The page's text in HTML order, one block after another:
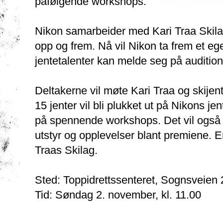
Nikon samarbeider med Kari Traa
opp og frem. Nå vil Nikon ta frem et
jentetalenter kan melde seg på
Deltakerne vil møte Kari Traa og
15 jenter vil bli plukket ut på Nikons
på spennende workshops. Det vil
utstyr og opplevelser blant premiene.
Traas Skilag.
Sted: Toppidrettssenteret, Sognsveien
Tid: Søndag 2. november, kl. 11.00